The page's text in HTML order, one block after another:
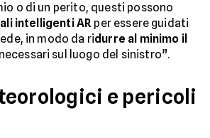
o di un perito, questi possono
intelligenti AR per essere guidati
in modo da ridurre al minimo il
necessari sul luogo del sinistro”.
e pericoli